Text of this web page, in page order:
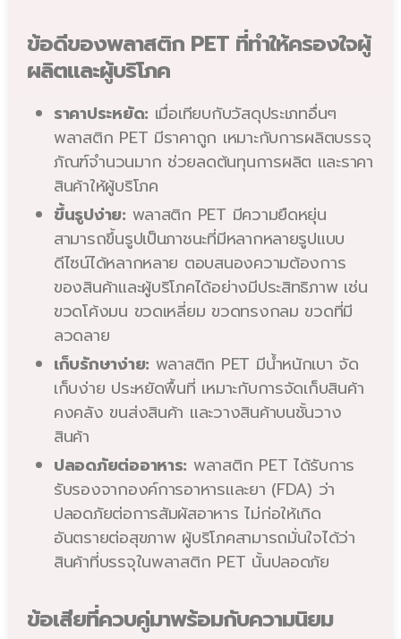
ข้อดีของพลาสติก PET ที่ทำให้ครองใจผู้
ผลิตและผู้บริโภค
ราคาประหยัด: เมื่อเทียบกับวัสดุประเภทอื่นๆ
พลาสติก PET มีราคาถูก เหมาะกับการผลิตบรรจุ
ภัณฑ์จำนวนมาก ช่วยลดต้นทุนการผลิต และราคา
สินค้าให้ผู้บริโภค
ขึ้นรูปง่าย: พลาสติก PET มีความยืดหยุ่น
สามารถขึ้นรูปเป็นภาชนะที่มีหลากหลายรูปแบบ
ดีไซน์ได้หลากหลาย ตอบสนองความต้องการ
ของสินค้าและผู้บริโภคได้อย่างมีประสิทธิภาพ เช่น
ขวดโค้งมน ขวดเหลี่ยม ขวดทรงกลม ขวดที่มี
ลวดลาย
เก็บรักษาง่าย: พลาสติก PET มีน้ำหนักเบา จัด
เก็บง่าย ประหยัดพื้นที่ เหมาะกับการจัดเก็บสินค้า
คงคลัง ขนส่งสินค้า และวางสินค้าบนชั้นวาง
สินค้า
ปลอดภัยต่ออาหาร: พลาสติก PET ได้รับการ
รับรองจากองค์การอาหารและยา (FDA) ว่า
ปลอดภัยต่อการสัมผัสอาหาร ไม่ก่อให้เกิด
อันตรายต่อสุขภาพ ผู้บริโภคสามารถมั่นใจได้ว่า
สินค้าที่บรรจุในพลาสติก PET นั้นปลอดภัย
ข้อเสียที่ควบคู่มาพร้อมกับความนิยม